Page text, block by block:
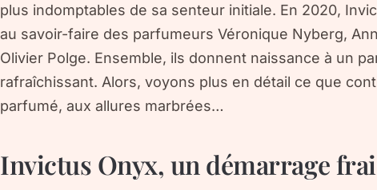
plus indomptables de sa senteur initiale. En 2020,
au savoir-faire des parfumeurs Véronique Nyberg,
Olivier Polge. Ensemble, ils donnent naissance à un
rafraîchissant. Alors, voyons plus en détail ce que
parfumé, aux allures marbrées…
Invictus Onyx, un démarrage